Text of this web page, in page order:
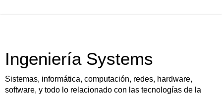
Ingeniería Systems
Sistemas, informática, computación, redes, hardware,
software, y todo lo relacionado con las tecnologías de la